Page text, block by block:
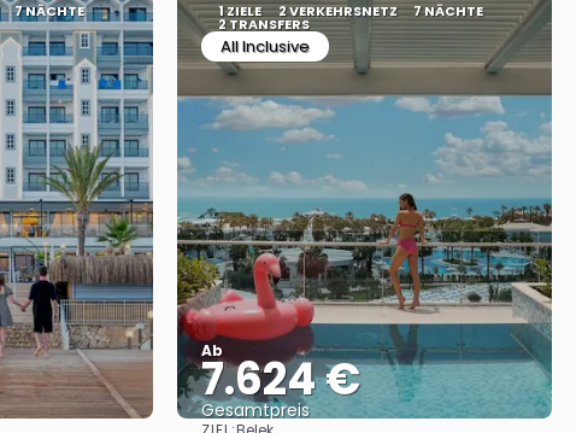
7 NÄCHTE 1 ZIELE 2 VERKEHRSNETZ 7 NÄCHTE
2 TRANSFERS
All Inclusive
Ab
7.624 €
Gesamtpreis